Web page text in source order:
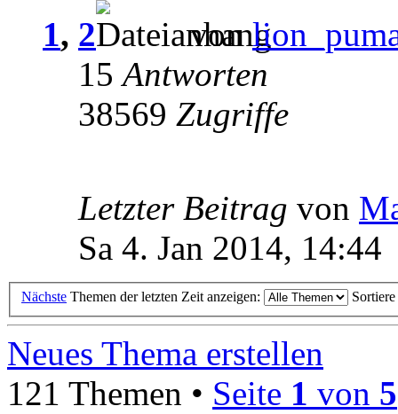
1, 2 von
15Antworten
38569 Zugriffe
Letzter Beitrag von
Sa 4. Jan 2014, 14:44
Nächste Themen der letzten Zeit anzeigen:
Neues Thema erstellen
121 Themen • Seite 1 von 5